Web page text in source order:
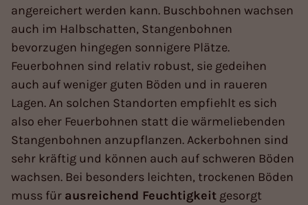
angereichert werden kann. Buschbohnen wachsen
auch im Halbschatten, Stangenbohnen
bevorzugen hingegen sonnigere Plätze.
Feuerbohnen sind relativ robust, sie gedeihen
auch auf weniger guten Böden und in raueren
Lagen. An solchen Standorten empfiehlt es sich
also eher Feuerbohnen statt die wärmeliebenden
Stangenbohnen anzupflanzen. Ackerbohnen sind
sehr kräftig und können auch auf schweren Böden
wachsen. Bei besonders leichten, trockenen Böden
muss für ausreichend Feuchtigkeit gesorgt